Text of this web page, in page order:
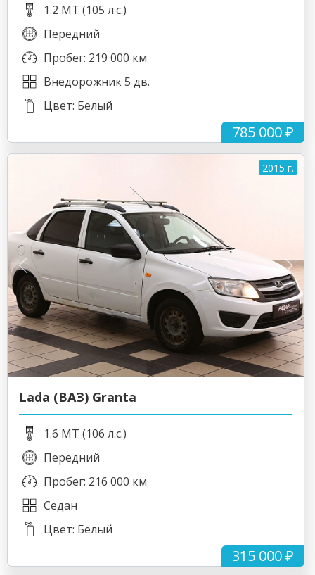
785 000 ₽
1.2 MT (105 л.с.)
Передний
Пробег: 219 000 км
Внедорожник 5 дв.
Цвет: Белый
2015 г.
315 000 ₽
Lada (ВАЗ) Granta
1.6 MT (106 л.с.)
Передний
Пробег: 216 000 км
Седан
Цвет: Белый